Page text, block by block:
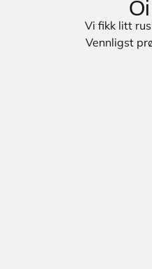
Vi fikk litt
Vennligst